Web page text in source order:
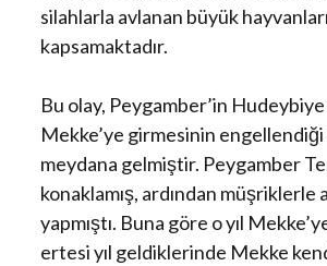
silahlarla avlanan büyük hayvanları
kapsamaktadır.
Bu olay, Peygamber’in Hudeybiye
Mekke’ye girmesinin engellendiği
meydana gelmiştir. Peygamber
konaklamış, ardından müşriklerle
yapmıştı. Buna göre o yıl
ertesi yıl geldiklerinde Mekke